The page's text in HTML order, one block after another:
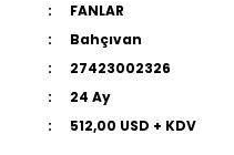
FANLAR
Bahçıvan
27423002326
24 Ay
512,00 USD + KDV